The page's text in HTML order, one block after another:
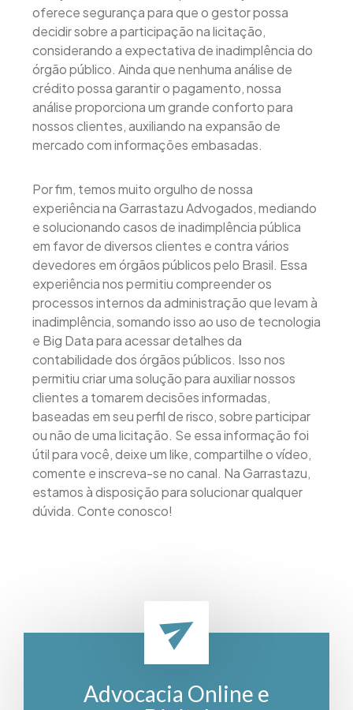
oferece segurança para que o gestor possa
decidir sobre a participação na licitação,
considerando a expectativa de inadimplência do
órgão público. Ainda que nenhuma análise de
crédito possa garantir o pagamento, nossa
análise proporciona um grande conforto para
nossos clientes, auxiliando na expansão de
mercado com informações embasadas.
Por fim, temos muito orgulho de nossa
experiência na Garrastazu Advogados, mediando
e solucionando casos de inadimplência pública
em favor de diversos clientes e contra vários
devedores em órgãos públicos pelo Brasil. Essa
experiência nos permitiu compreender os
processos internos da administração que levam à
inadimplência, somando isso ao uso de tecnologia
e Big Data para acessar detalhes da
contabilidade dos órgãos públicos. Isso nos
permitiu criar uma solução para auxiliar nossos
clientes a tomarem decisões informadas,
baseadas em seu perfil de risco, sobre participar
ou não de uma licitação. Se essa informação foi
útil para você, deixe um like, compartilhe o vídeo,
comente e inscreva-se no canal. Na Garrastazu,
estamos à disposição para solucionar qualquer
dúvida. Conte conosco!
Advocacia Online e